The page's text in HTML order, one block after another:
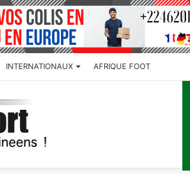
INTERNATIONAUX AFRIQUE FOOT